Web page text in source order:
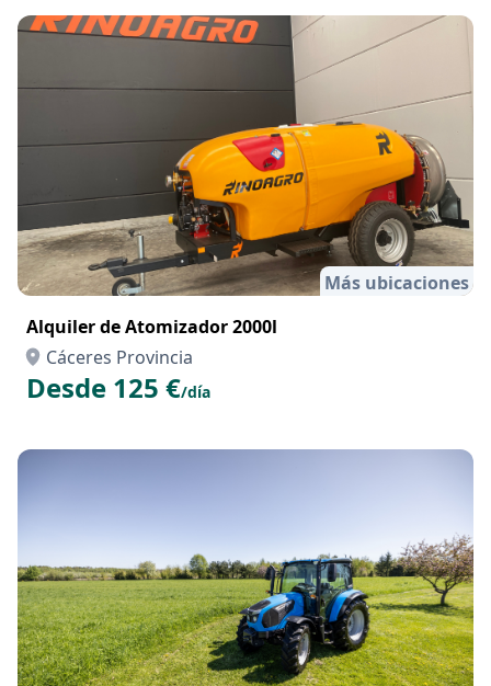
Más ubicaciones
Alquiler de Atomizador 2000l
Cáceres Provincia
Desde 125 €/día